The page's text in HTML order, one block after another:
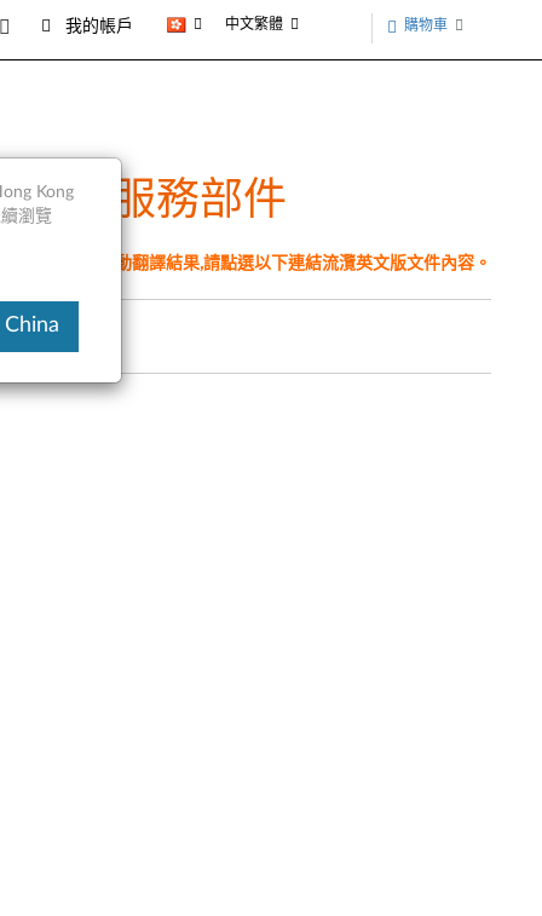
我的帳戶 中文繁體 購物車
述和服務部件
件為翻譯程式自動翻譯結果,請點選以下連結流灠英文版文件內容。
Kong
瀏覽